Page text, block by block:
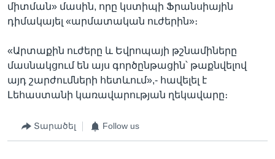
միտման» մասին, որը կստիպի Ֆրանսիային
դիմակայել «արմատական ուժերին»։
«Արտաքին ուժերը և Եվրոպայի թշնամիները
մասնակցում են այս գործընթացին՝ թաքնվելով
այդ շարժումների հետևում»,- հավելել է
Լեհաստանի կառավարության ղեկավարը։
Տարածել Follow us